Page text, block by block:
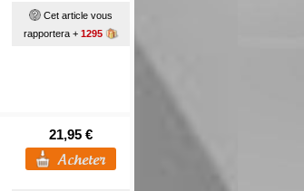
Cet article vous
rapportera + 1295
21,95 €